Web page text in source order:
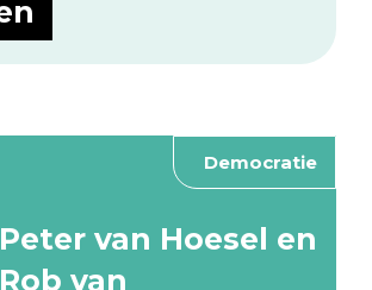
Democratie
Peter van Hoesel en
Rob van